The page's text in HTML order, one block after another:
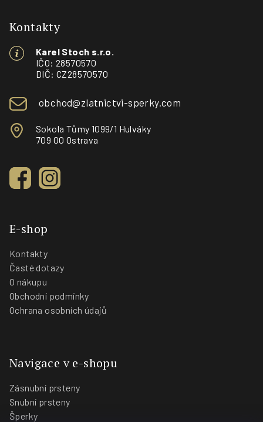
Kontakty
Karel Stoch s.r.o.
IČO: 28570570
DIČ: CZ28570570
obchod@zlatnictvi-sperky.com
Sokola Tůmy 1099/1 Hulváky
709 00 Ostrava
E-shop
Kontakty
Časté dotazy
O nákupu
Obchodní podmínky
Ochrana osobních údajů
Navigace v e-shopu
Zásnubní prsteny
Snubní prsteny
Šperky